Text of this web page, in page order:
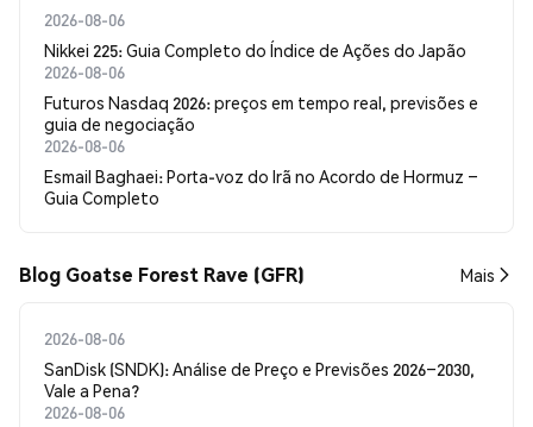
2026-08-06
Nikkei 225: Guia Completo do Índice de Ações do Japão
2026-08-06
Futuros Nasdaq 2026: preços em tempo real, previsões e
guia de negociação
2026-08-06
Esmail Baghaei: Porta-voz do Irã no Acordo de Hormuz –
Guia Completo
Blog Goatse Forest Rave (GFR) Mais
2026-08-06
SanDisk (SNDK): Análise de Preço e Previsões 2026–2030,
Vale a Pena?
2026-08-06